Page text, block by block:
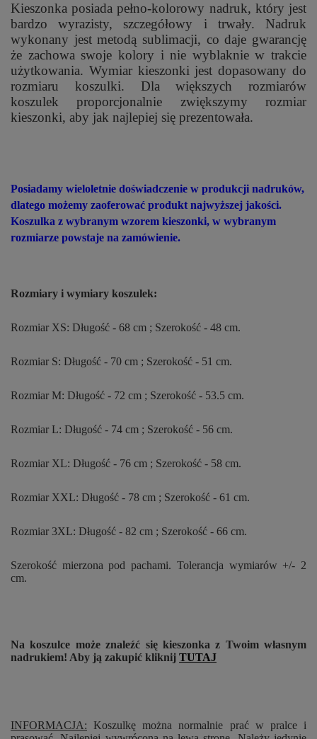
Kieszonka posiada pełno-kolorowy nadruk, który jest
bardzo wyrazisty, szczegółowy i trwały. Nadruk
wykonany jest metodą sublimacji, co daje gwarancję
że zachowa swoje kolory i nie wyblaknie w trakcie
użytkowania. Wymiar kieszonki jest dopasowany do
rozmiaru koszulki. Dla większych rozmiarów
koszulek proporcjonalnie zwiększymy rozmiar
kieszonki, aby jak najlepiej się prezentowała.
Posiadamy wieloletnie doświadczenie w produkcji nadruków,
dlatego możemy zaoferować produkt najwyższej jakości.
Koszulka z wybranym wzorem kieszonki, w wybranym
rozmiarze powstaje na zamówienie.
Rozmiary i wymiary koszulek:
Rozmiar XS: Długość - 68 cm ; Szerokość - 48 cm.
Rozmiar S: Długość - 70 cm ; Szerokość - 51 cm.
Rozmiar M: Długość - 72 cm ; Szerokość - 53.5 cm.
Rozmiar L: Długość - 74 cm ; Szerokość - 56 cm.
Rozmiar XL: Długość - 76 cm ; Szerokość - 58 cm.
Rozmiar XXL: Długość - 78 cm ; Szerokość - 61 cm.
Rozmiar 3XL: Długość - 82 cm ; Szerokość - 66 cm.
Szerokość mierzona pod pachami. Tolerancja wymiarów +/- 2
cm.
Na koszulce może znaleźć się kieszonka z Twoim własnym
nadrukiem! Aby ją zakupić kliknij TUTAJ
INFORMACJA: Koszulkę można normalnie prać w pralce i